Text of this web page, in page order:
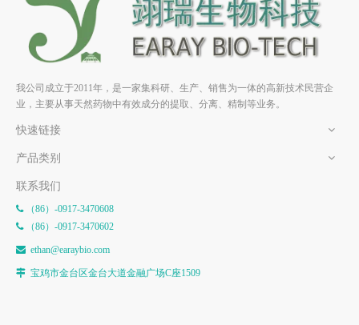
Hederagenin 465-99-6 中药材
对照品 标准品
Hederasaponin B 36284-77-2 中
药材对照品 标准品
我公司成立于2011年，是一家集科研、生产、销售为一体的高新技术民营企
业，主要从事天然药物中有效成分的提取、分离、精制等业务。
快速链接
产品类别
联系我们
（86）-0917-3470608
（86）-0917-3470602
 ethan@earaybio.com
 宝鸡市金台区金台大道金融广场C座1509